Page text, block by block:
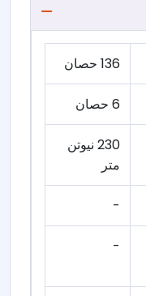
136 حصان
6 حصان
230 نيوتن
متر
-
-